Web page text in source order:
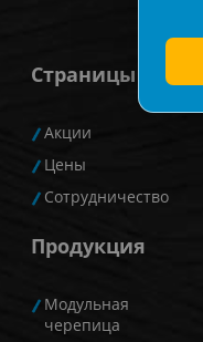
Страницы
Акции
Цены
Сотрудничество
Продукция
Модульная
черепица